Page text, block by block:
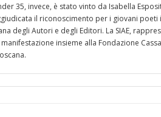
35, invece, è stato vinto da Isabella
il riconoscimento per i giovani
degli Autori e degli Editori. La SIAE,
insieme alla Fondazione